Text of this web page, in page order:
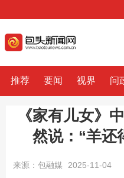
推荐 要闻 视界 问
《家有儿女》
然说：“羊还
来源：包融媒 2025-11-04